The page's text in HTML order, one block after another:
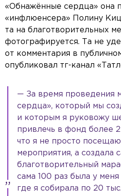
«Обнажённые сердца» она
«инфлюенсера» Полину
та на благотворительных
фотографируется. Та не
от комментария в
опубликовал тг-канал
— За время проведения
сердца», который мы
и которым я руковожу
привлечь в фонд более
что я не просто
мероприятия, а создала
благотворительный
сама 100 раз была у
где я собирала по 20